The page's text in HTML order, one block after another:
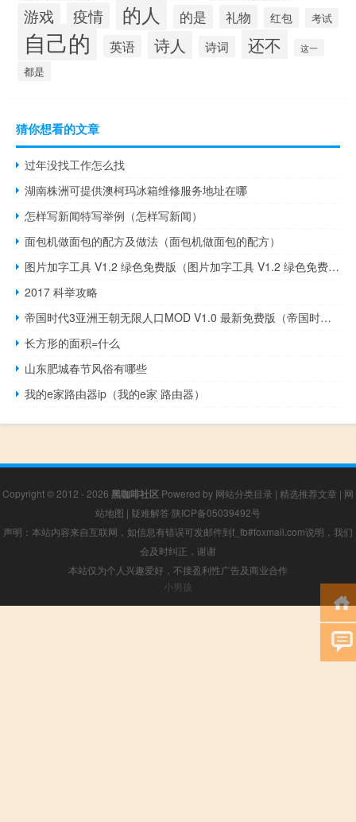
游戏 疫情 的人 的是 礼物 红包 考试
自己的 英语 诗人 诗词 还不 这一
都是
猜你想看的文章
过年没找工作怎么找
湖南株洲可提供澳柯玛冰箱维修服务地址在哪
怎样写新闻特写举例（怎样写新闻）
面包机做面包的配方及做法（面包机做面包的配方）
图片加字工具 V1.2 绿色免费版（图片加字工具 V1.2 绿色免费版功能简介）
2017 科举攻略
帝国时代3亚洲王朝无限人口MOD V1.0 最新免费版（帝国时代3亚洲王朝无限人口MOD V1.0 最新免费版功能简介）
长方形的面积=什么
山东肥城春节风俗有哪些
我的e家路由器ip（我的e家 路由器）
Copyright © 2012 - 2026 黑咖啡社区 Powered by 网站分类目录 | 精选推荐文章 | 网
站地图 | 疑难解答 陕ICP备05039492号
声明：本站内容来自互联网，如信息有错误可发邮件到f_fb#foxmail.com说明，我们
会及时纠正，谢谢
本站仅为个人兴趣爱好，不接盈利性广告及商业合作
小男孩